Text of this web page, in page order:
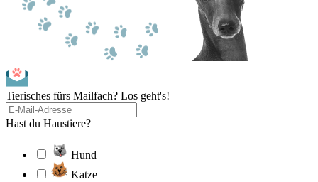
Tierisches fürs Mailfach? Los geht's!
Hast du Haustiere?
Hund
Katze